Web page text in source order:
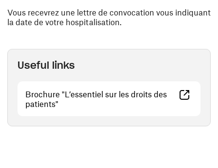
Vous recevrez une lettre de convocation vous indiquant
la date de votre hospitalisation.
Useful links
Brochure "L’essentiel sur les droits des
patients"